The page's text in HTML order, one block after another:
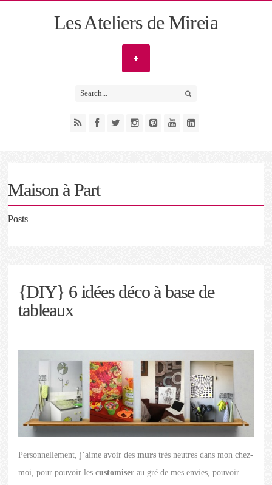
Les Ateliers de Mireia
Maison à Part
Posts
{DIY} 6 idées déco à base de
tableaux
Personnellement, j’aime avoir desmurs très neutres dans mon chez-
moi, pour pouvoir lescustomiser au gré de mes envies, pouvoir